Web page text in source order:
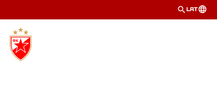
LAT